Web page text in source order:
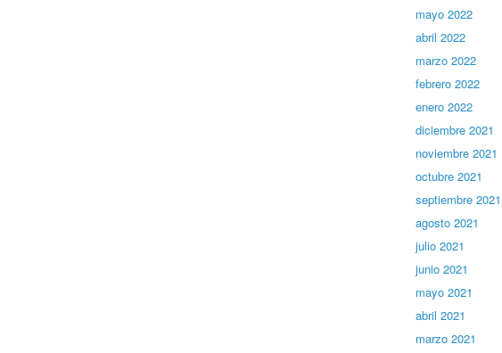
mayo 2022
abril 2022
marzo 2022
febrero 2022
enero 2022
diciembre 2021
noviembre 2021
octubre 2021
septiembre 2021
agosto 2021
julio 2021
junio 2021
mayo 2021
abril 2021
marzo 2021